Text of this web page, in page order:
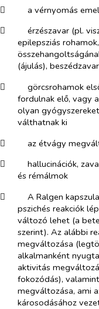
​
a vérnyomás
​
érzészavar (pl.
epilepsziás
(ájulás), beszédzavar
​
görcsrohamok
fordulnak elő, vagy
olyan
válthatnak ki
​
az étvágy
​
hallucinációk,
és rémálmok
​
A Ralgen
pszichés reakciók
változó lehet (a
szerint). Az alábbi
megváltozása
alkalmanként
aktivitás
fokozódás),
megváltozása, ami
károsodásához